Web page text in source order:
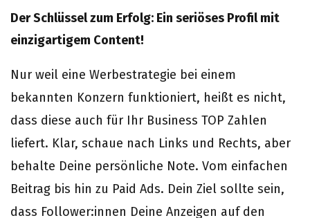
Der Schlüssel zum Erfolg: Ein seriöses Profil mit
einzigartigem Content!
Nur weil eine Werbestrategie bei einem
bekannten Konzern funktioniert, heißt es nicht,
dass diese auch für Ihr Business TOP Zahlen
liefert. Klar, schaue nach Links und Rechts, aber
behalte Deine persönliche Note. Vom einfachen
Beitrag bis hin zu Paid Ads. Dein Ziel sollte sein,
dass Follower:innen Deine Anzeigen auf den